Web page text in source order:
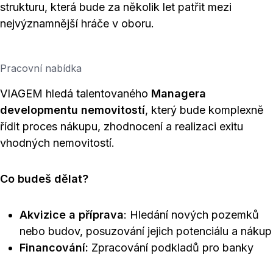
strukturu, která bude za několik let patřit mezi
nejvýznamnější hráče v oboru.
Pracovní nabídka
VIAGEM hledá talentovaného Managera
developmentu nemovitostí, který bude komplexně
řídit proces nákupu, zhodnocení a realizaci exitu
vhodných nemovitostí.
Co budeš dělat?
Akvizice a příprava: Hledání nových pozemků
nebo budov, posuzování jejich potenciálu a nákup
Financování: Zpracování podkladů pro banky